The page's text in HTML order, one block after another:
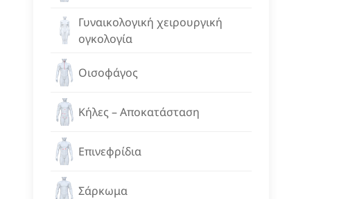
Γυναικολογική χειρουργική
ογκολογία
Οισοφάγος
Κήλες – Αποκατάσταση
Επινεφρίδια
Σάρκωμα